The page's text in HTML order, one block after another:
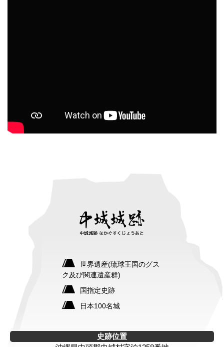
世界遺産(琉球王国のグス
ク及び関連遺産群)
国指定史跡
日本100名城
史跡位置